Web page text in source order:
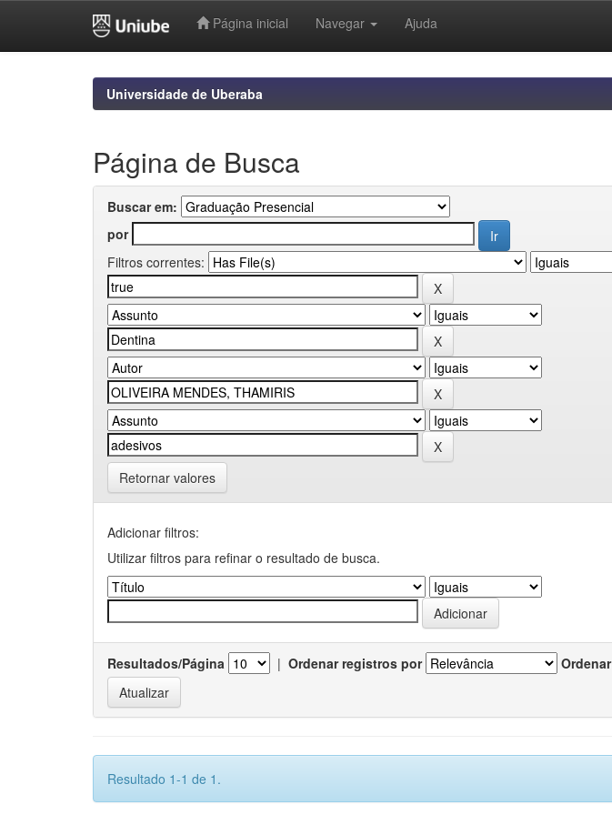
Página inicial Navegar Ajuda
Universidade de Uberaba
Página de Busca
Buscar em:
por
Filtros correntes:
Retornar valores
Adicionar filtros:
Utilizar filtros para refinar o resultado de busca.
Resultados/Página | Ordenar registros por Ordenar
Resultado 1-1 de 1.